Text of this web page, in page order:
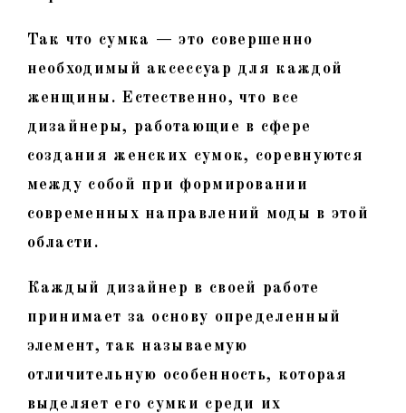
Так что сумка — это совершенно
необходимый аксессуар для каждой
женщины. Естественно, что все
дизайнеры, работающие в сфере
создания женских сумок, соревнуются
между собой при формировании
современных направлений моды в этой
области.
Каждый дизайнер в своей работе
принимает за основу определенный
элемент, так называемую
отличительную особенность, которая
выделяет его сумки среди их